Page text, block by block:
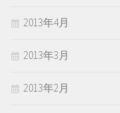
2013年4月
2013年3月
2013年2月